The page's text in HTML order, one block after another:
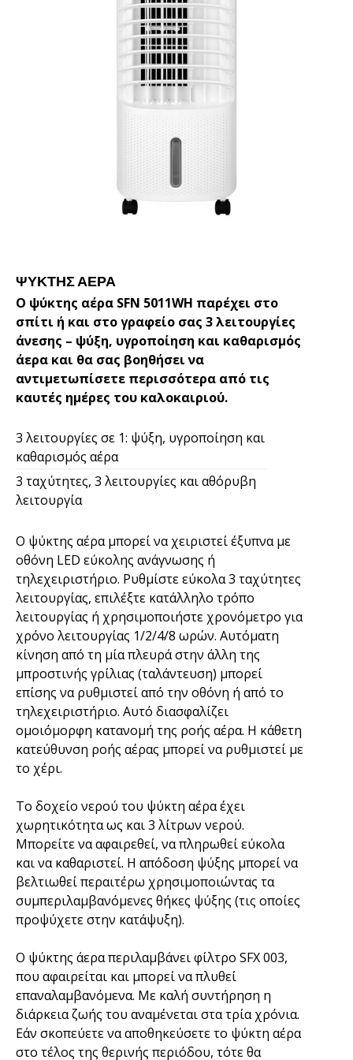
ΨΎΚΤΗΣ ΑΈΡΑ
Ο ψύκτης αέρα SFN 5011WH παρέχει στο
σπίτι ή και στο γραφείο σας 3 λειτουργίες
άνεσης – ψύξη, υγροποίηση και καθαρισμός
άερα και θα σας βοηθήσει να
αντιμετωπίσετε περισσότερα από τις
καυτές ημέρες του καλοκαιριού.
3 λειτουργίες σε 1: ψύξη, υγροποίηση και
καθαρισμός αέρα
3 ταχύτητες, 3 λειτουργίες και αθόρυβη
λειτουργία
Ο ψύκτης αέρα μπορεί να χειριστεί έξυπνα με
οθόνη LED εύκολης ανάγνωσης ή
τηλεχειριστήριο. Ρυθμίστε εύκολα 3 ταχύτητες
λειτουργίας, επιλέξτε κατάλληλο τρόπο
λειτουργίας ή χρησιμοποιήστε χρονόμετρο για
χρόνο λειτουργίας 1/2/4/8 ωρών. Αυτόματη
κίνηση από τη μία πλευρά στην άλλη της
μπροστινής γρίλιας (ταλάντευση) μπορεί
επίσης να ρυθμιστεί από την οθόνη ή από το
τηλεχειριστήριο. Αυτό διασφαλίζει
ομοιόμορφη κατανομή της ροής αέρα. Η κάθετη
κατεύθυνση ροής αέρας μπορεί να ρυθμιστεί με
το χέρι.
Το δοχείο νερού του ψύκτη αέρα έχει
χωρητικότητα ως και 3 λίτρων νερού.
Μπορείτε να αφαιρεθεί, να πληρωθεί εύκολα
και να καθαριστεί. Η απόδοση ψύξης μπορεί να
βελτιωθεί περαιτέρω χρησιμοποιώντας τα
συμπεριλαμβανόμενες θήκες ψύξης (τις οποίες
προψύχετε στην κατάψυξη).
Ο ψύκτης άερα περιλαμβάνει φίλτρο SFX 003,
που αφαιρείται και μπορεί να πλυθεί
επαναλαμβανόμενα. Με καλή συντήρηση η
διάρκεια ζωής του αναμένεται στα τρία χρόνια.
Εάν σκοπεύετε να αποθηκεύσετε το ψύκτη αέρα
στο τέλος της θερινής περιόδου, τότε θα